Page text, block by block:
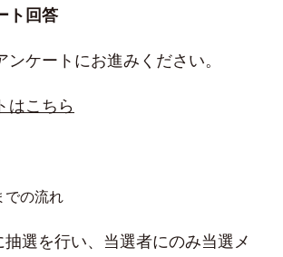
ト回答
ケートにお進みください。
はこちら
での流れ
選を行い、当選者にのみ当選メ